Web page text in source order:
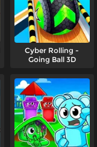
Cyber Rolling -
Going Ball 3D